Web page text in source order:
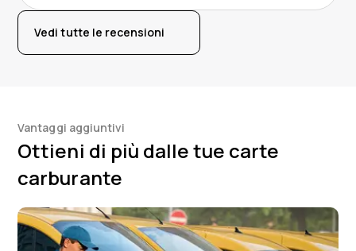
Vedi tutte le recensioni
Vantaggi aggiuntivi
Ottieni di più dalle tue carte
carburante